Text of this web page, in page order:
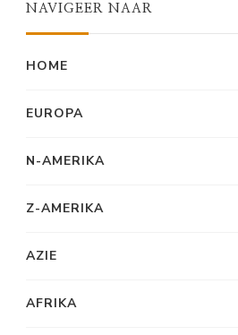
NAVIGEER NAAR
HOME
EUROPA
N-AMERIKA
Z-AMERIKA
AZIE
AFRIKA